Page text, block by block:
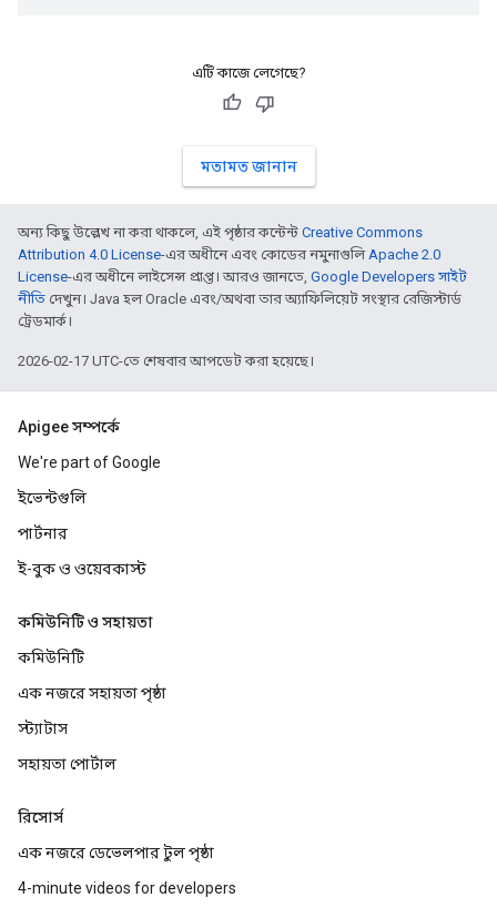
এটি কাজে লেগেছে?
মতামত জানান
অন্য কিছু উল্লেখ না করা থাকলে, এই পৃষ্ঠার কন্টেন্ট Creative Commons
Attribution 4.0 License-এর অধীনে এবং কোডের নমুনাগুলিApache 2.0
License-এর অধীনে লাইসেন্স প্রাপ্ত। আরও জানতে, Google Developers সাইট
নীতি দেখুন। Java হল Oracle এবং/অথবা তার অ্যাফিলিয়েট সংস্থার রেজিস্টার্ড
ট্রেডমার্ক।
2026-02-17 UTC-তে শেষবার আপডেট করা হয়েছে।
Apigee সম্পর্কে
We're part of Google
ইভেন্টগুলি
পার্টনার
ই-বুক ও ওয়েবকাস্ট
কমিউনিটি ও সহায়তা
কমিউনিটি
এক নজরে সহায়তা পৃষ্ঠা
স্ট্যাটাস
সহায়তা পোর্টাল
রিসোর্স
এক নজরে ডেভেলপার টুল পৃষ্ঠা
4-minute videos for developers